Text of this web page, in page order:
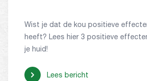
Wist je dat de kou positieve
heeft? Lees hier 3 positieve
je huid!
Lees bericht